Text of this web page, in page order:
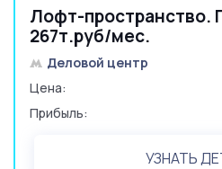
Лофт-пространство.
267т.руб/мес.
Деловой центр
Цена:
Прибыль:
УЗНАТЬ